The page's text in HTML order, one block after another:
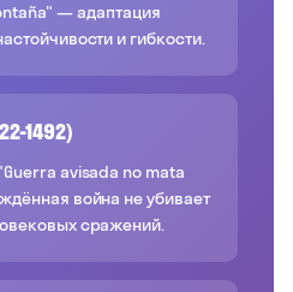
— адаптация
и гибкости.
1492)
avisada no mata
война не убивает
сражений.